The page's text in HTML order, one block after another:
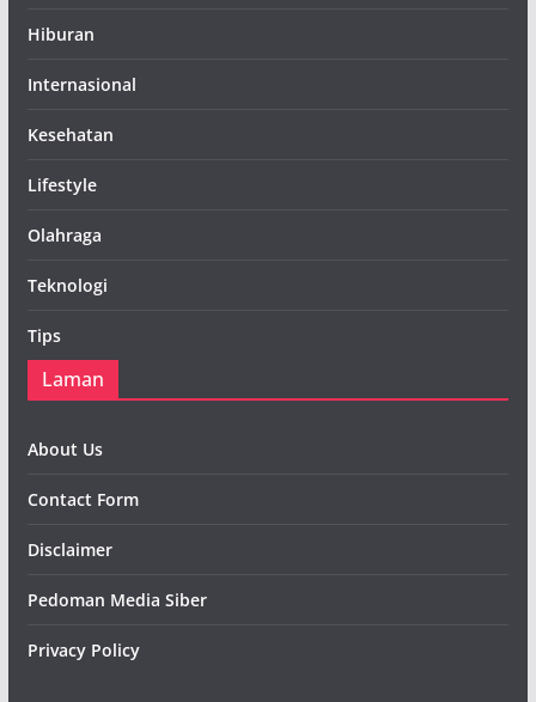
Hiburan
Internasional
Kesehatan
Lifestyle
Olahraga
Teknologi
Tips
Laman
About Us
Contact Form
Disclaimer
Pedoman Media Siber
Privacy Policy